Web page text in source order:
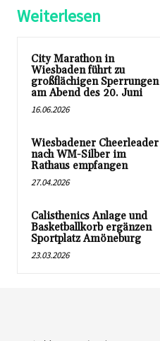
Weiterlesen
City Marathon in
Wiesbaden führt zu
großflächigen Sperrungen
am Abend des 20. Juni
16.06.2026
Wiesbadener Cheerleader
nach WM-Silber im
Rathaus empfangen
27.04.2026
Calisthenics Anlage und
Basketballkorb ergänzen
Sportplatz Amöneburg
23.03.2026